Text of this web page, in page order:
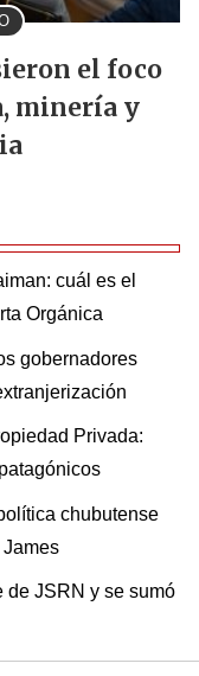
el foco
minería y
cuál es el
Orgánica
gobernadores
Privada:
chubutense
de JSRN y se sumó